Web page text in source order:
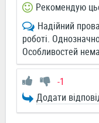
Рекомендую
Надійний
роботі.
Особливостей
-1
Додати